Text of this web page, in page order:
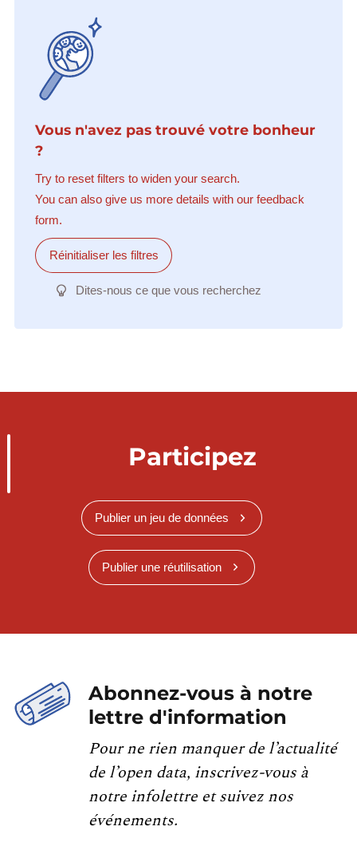
Vous n'avez pas trouvé votre bonheur
?
Try to reset filters to widen your search.
You can also give us more details with our feedback
form.
Réinitialiser les filtres
Dites-nous ce que vous recherchez
Participez
Publier un jeu de données
Publier une réutilisation
Abonnez-vous à notre
lettre d'information
Pour ne rien manquer de l’actualité
de l’open data, inscrivez-vous à
notre infolettre et suivez nos
événements.